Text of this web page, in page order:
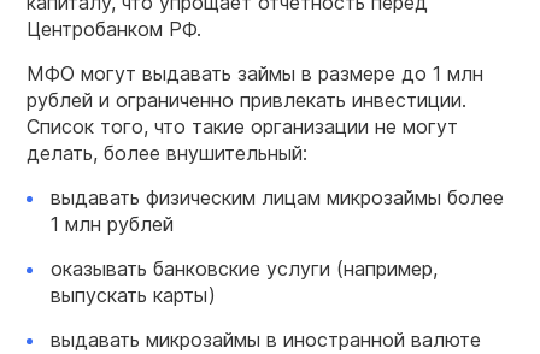
Центробанком РФ.
МФО могут выдавать займы в размере до 1 млн
рублей и ограниченно привлекать инвестиции.
Список того, что такие организации не могут
делать, более внушительный:
выдавать физическим лицам микрозаймы более
1 млн рублей
оказывать банковские услуги (например,
выпускать карты)
выдавать микрозаймы в иностранной валюте